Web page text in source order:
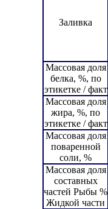
Заливка
Массовая доля
белка, %, по
этикетке / факт
Массовая доля
жира, %, по
этикетке / факт
Массовая доля
поваренной
соли, %
Массовая доля
составных
частей Рыбы %
Жидкой части